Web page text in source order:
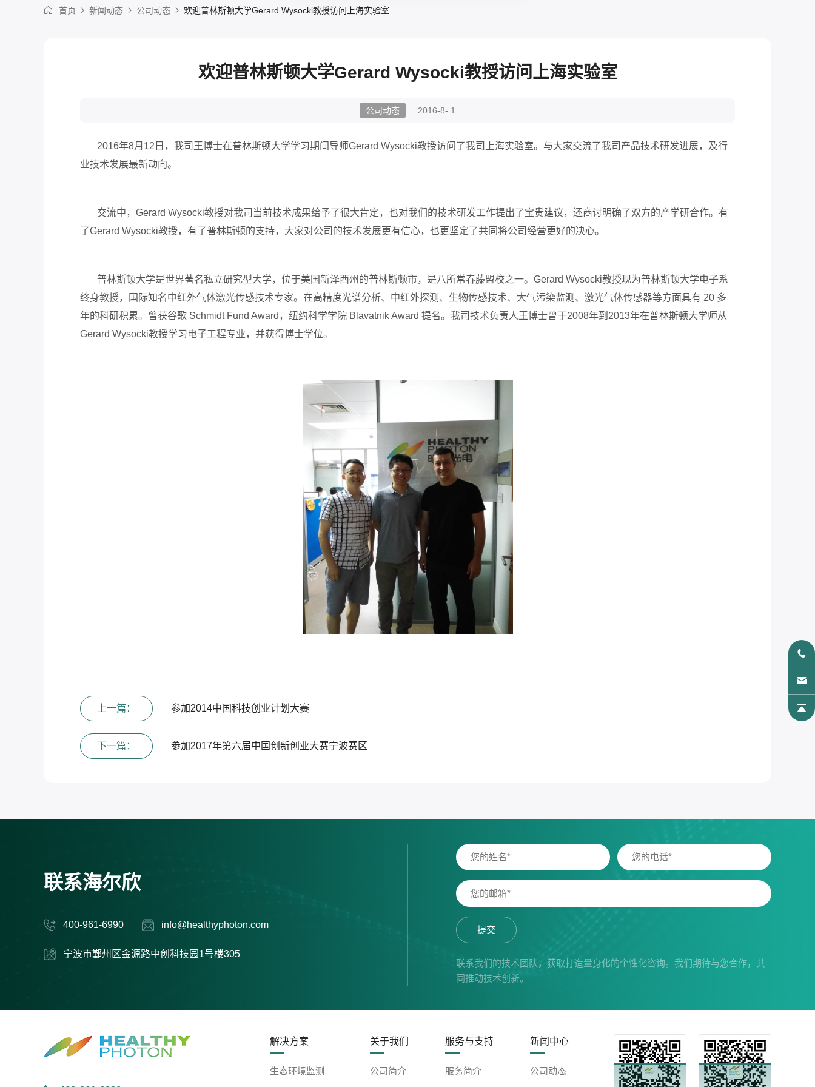
首页 新闻动态 公司动态 欢迎普林斯顿大学Gerard Wysocki教授访问上海实验室
欢迎普林斯顿大学Gerard Wysocki教授访问上海实验室
公司动态 2016-8- 1
2016年8月12日，我司王博士在普林斯顿大学学习期间导师Gerard Wysocki教授访问了我司上海实验室。与大家交流了我司产品技术研发进展，及行
业技术发展最新动向。
交流中，Gerard Wysocki教授对我司当前技术成果给予了很大肯定，也对我们的技术研发工作提出了宝贵建议，还商讨明确了双方的产学研合作。有
了Gerard Wysocki教授，有了普林斯顿的支持，大家对公司的技术发展更有信心，也更坚定了共同将公司经营更好的决心。
普林斯顿大学是世界著名私立研究型大学，位于美国新泽西州的普林斯顿市，是八所常春藤盟校之一。Gerard Wysocki教授现为普林斯顿大学电子系
终身教授，国际知名中红外气体激光传感技术专家。在高精度光谱分析、中红外探测、生物传感技术、大气污染监测、激光气体传感器等方面具有 20 多
年的科研积累。曾获谷歌 Schmidt Fund Award，纽约科学学院 Blavatnik Award 提名。我司技术负责人王博士曾于2008年到2013年在普林斯顿大学师从
Gerard Wysocki教授学习电子工程专业，并获得博士学位。
上一篇： 参加2014中国科技创业计划大赛
下一篇： 参加2017年第六届中国创新创业大赛宁波赛区
联系海尔欣
400-961-6990 info@healthyphoton.com
宁波市鄞州区金源路中创科技园1号楼305
提交
联系我们的技术团队，获取打造量身化的个性化咨询。我们期待与您合作，共
同推动技术创新。
解决方案
生态环境监测
关于我们
公司简介
服务与支持
服务简介
新闻中心
公司动态